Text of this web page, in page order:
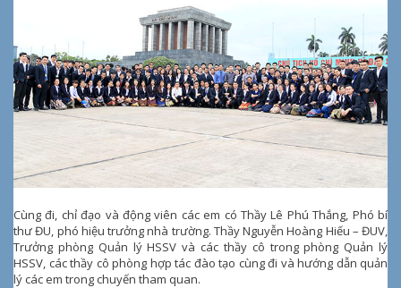
Cùng đi, chỉ đạo và động viên các em có Thầy Lê Phú Thắng, Phó bí
thư ĐU, phó hiệu trưởng nhà trường. Thầy Nguyễn Hoàng Hiếu – ĐUV,
Trưởng phòng Quản lý HSSV và các thầy cô trong phòng Quản lý
HSSV, các thầy cô phòng hợp tác đào tạo cùng đi và hướng dẫn quản
lý các em trong chuyến tham quan.